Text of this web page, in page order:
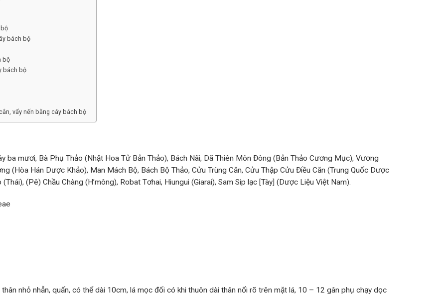
bách bộ
bộ
bách bộ
vẩy nến bằng cây bách bộ
ba mươi, Bà Phụ Thảo (Nhật Hoa Tử Bản Thảo), Bách Nãi, Dã Thiên Môn Đông (Bản Thảo Cương Mục), Vương
(Hòa Hán Dược Khảo), Man Mách Bộ, Bách Bộ Thảo, Cửu Trùng Căn, Cửu Thập Cửu Điều Căn (Trung Quốc Dược
(Pê) Chầu Chàng (H’mông), Robat Tơhai, Hiungui (Giarai), Sam Sip lạc [Tày] (Dược Liệu Việt Nam).
nhỏ nhẵn, quấn, có thể dài 10cm, lá mọc đối có khi thuôn dài thân nổi rõ trên mặt lá, 10 – 12 gân phụ chạy dọc